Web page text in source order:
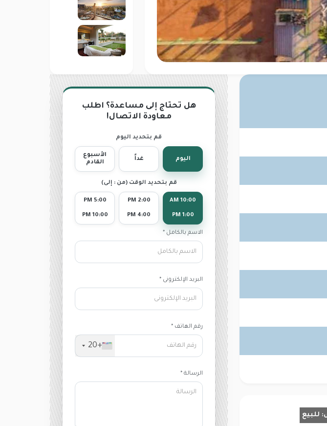
للبيع
هل تحتاج إلى مساعدة؟ اطلب
معاودة الاتصال!
قم بتحديد اليوم
اليوم غداً
الأسبوع
القادم
قم بتحديد الوقت (من : إلى)
10:00 AM
1:00 PM
2:00 PM
4:00 PM
5:00 PM
10:00 PM
الاسم بالكامل *
البريد الإلكترونى *
رقم الهاتف *
+20
الرسالة *